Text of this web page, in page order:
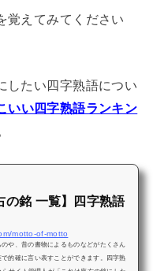
覚えてみてください
したい四字熟語につい
いい四字熟語ランキン
の銘 一覧】四字熟語
motto-of-motto
や、昔の書物によるものなどがたくさん
的確に言い表すことができます。四字熟